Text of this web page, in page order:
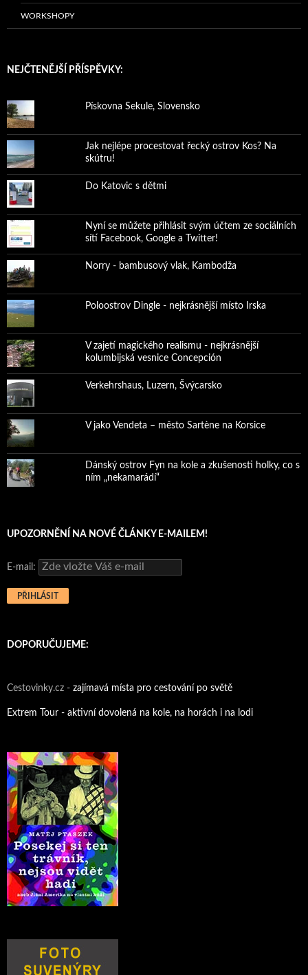
WORKSHOPY
NEJČTENĚJŠÍ PŘÍSPĚVKY:
Pískovna Sekule, Slovensko
Jak nejlépe procestovat řecký ostrov Kos? Na
skútru!
Do Katovic s dětmi
Nyní se můžete přihlásit svým účtem ze sociálních
sítí Facebook, Google a Twitter!
Norry - bambusový vlak, Kambodža
Poloostrov Dingle - nejkrásnější místo Irska
V zajetí magického realismu - nejkrásnější
kolumbijská vesnice Concepción
Verkehrshaus, Luzern, Švýcarsko
V jako Vendeta – město Sartène na Korsice
Dánský ostrov Fyn na kole a zkušenosti holky, co s
ním „nekamarádí“
UPOZORNĚNÍ NA NOVÉ ČLÁNKY E-MAILEM!
E-mail:
DOPORUČUJEME:
Cestovinky.cz - zajímavá místa pro cestování po světě
Extrem Tour - aktivní dovolená na kole, na horách i na lodi